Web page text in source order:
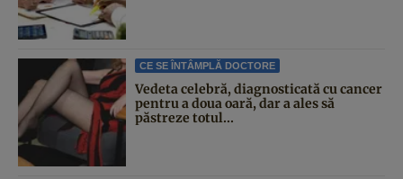
CE SE ÎNTÂMPLĂ DOCTORE
Vedeta celebră, diagnosticată cu cancer
pentru a doua oară, dar a ales să
păstreze totul...